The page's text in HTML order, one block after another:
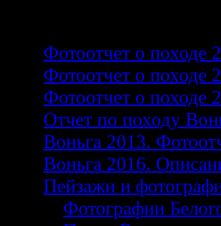
Фотоотчет о походе
Фотоотчет о походе
Фотоотчет о походе
Отчет по походу
Воньга 2013.
Воньга 2016.
Пейзажи и
Фотографии